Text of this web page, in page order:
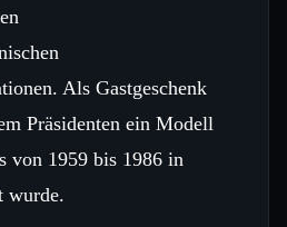
Als Gastgeschenk
Präsidenten ein Modell
von 1959 bis 1986 in
wurde.